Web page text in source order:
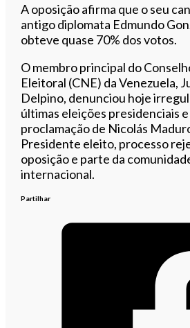
A oposição afirma que o seu
antigo diplomata Edmundo
obteve quase 70% dos votos.
O membro principal do
Eleitoral (CNE) da Venezuela,
Delpino, denunciou hoje
últimas eleições presidenciais e
proclamação de Nicolás
Presidente eleito, processo
oposição e parte da
internacional.
Partilhar